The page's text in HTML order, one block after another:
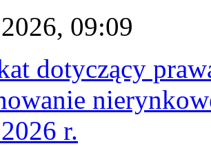
09:09
dotyczący
r.